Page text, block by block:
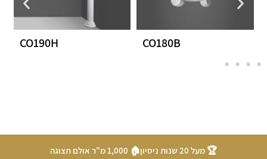
CO180B
CO190H
🏆 מעל 20 שנות ניסיון
🏠 1,000 מ"ר אולם תצוגה